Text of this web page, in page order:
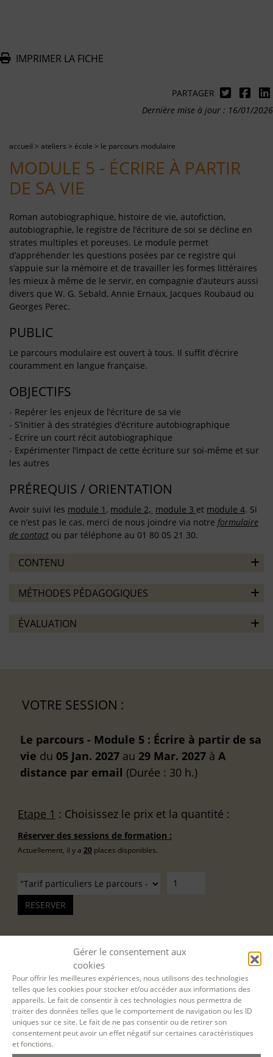
Gérer le consentement aux
cookies
Pour offrir les meilleures expériences, nous utilisons des technologies
telles que les cookies pour stocker et/ou accéder aux informations des
appareils. Le fait de consentir à ces technologies nous permettra de
traiter des données telles que le comportement de navigation ou les ID
uniques sur ce site. Le fait de ne pas consentir ou de retirer son
consentement peut avoir un effet négatif sur certaines caractéristiques
et fonctions.
IMPRIMER LA FICHE
PARTAGER
Dernière mise à jour : 16/01/2026
accueil > ateliers > école > le parcours modulaire
MODULE 5 - ÉCRIRE À PARTIR
DE SA VIE
Roman autobiographique, histoire de vie, autofiction,
autobiographie, le registre de l’écriture de soi se décline en
strates multiples et poreuses. Le module permet
d’appréhender les questions posées par ce registre qui
s’appuie sur la mémoire et de travailler les formes littéraires
les mieux à même de le servir, en compagnie d’auteurs aussi
divers que W. G. Sebald, Annie Ernaux, Jacques Roubaud ou
Georges Perec.
PUBLIC
Le parcours modulaire est ouvert à tous. Il suffit d’écrire
couramment en langue française.
OBJECTIFS
- Repérer les enjeux de l’écriture de sa vie
- S’initier à des stratégies d’écriture autobiographique
- Ecrire un court récit autobiographique
- Expérimenter l’impact de cette écriture sur soi-même et sur
les autres
PRÉREQUIS / ORIENTATION
Avoir suivi les module 1 , module 2, module 3 et module 4. Si
ce n’est pas le cas, merci de nous joindre via notre formulaire
de contact ou par téléphone au 01 80 05 21 30.
CONTENU
MÉTHODES PÉDAGOGIQUES
ÉVALUATION
VOTRE SESSION :
Le parcours - Module 5 : Écrire à partir de sa
vie du 05 Jan. 2027 au 29 Mar. 2027 à A
distance par email (Durée : 30 h.)
Etape 1 : Choisissez le prix et la quantité :
Réserver des sessions de formation :
Actuellement, il y a 20 places disponibles.